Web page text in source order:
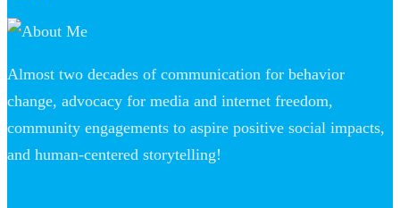
Almost two decades of communication for behavior
change, advocacy for media and internet freedom,
community engagements to aspire positive social impacts,
and human-centered storytelling!